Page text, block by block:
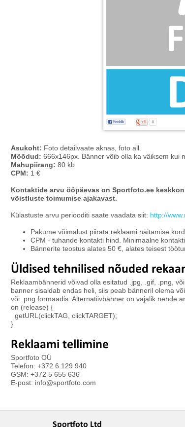
Asukoht: Foto detailvaate aknas, foto all.
Mõõdud: 666x146px. Bänner võib olla ka väiksem kui
Mahupiirang: 80 kb
CPM: 1 €
Kontaktide arvu ööpäevas on Sportfoto.ee
võistluste toimumise ajakavast.
Külastuste arvu periooditi saate vaadata siit: http://
Pakume võimalust piirata reklaami näitamise
CPM - tuhande kontakti hind. Minimaalne
Bännerite teostus alates 50 €, alates teisest
Üldised tehnilised nõuded
Reklaambännerid võivad olla esitatud .jpg, .gif, .png,
banner sisaldab endas heli, siis peab bänneril olema
või .png formaadis. Alternatiivbänner on vajalik nende
on (release) {
getURL(clickTAG, clickTARGET);
}
Reklaami tellimine
Sportfoto OÜ
Telefon: +372 6 129 940
GSM: +372 5 655 636
E-post: info@sportfoto.com
Sportfoto Ltd